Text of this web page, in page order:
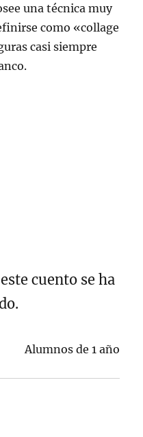
una técnica muy
como «collage
casi siempre
cuento se ha
Alumnos de 1 año